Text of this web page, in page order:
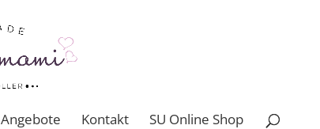
Angebote Kontakt SU Online Shop